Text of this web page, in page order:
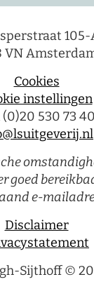
105-
VN
Cookies
instellingen
(0)20 530 73 40
goed
e-
Disclaimer
Sijthoff ©